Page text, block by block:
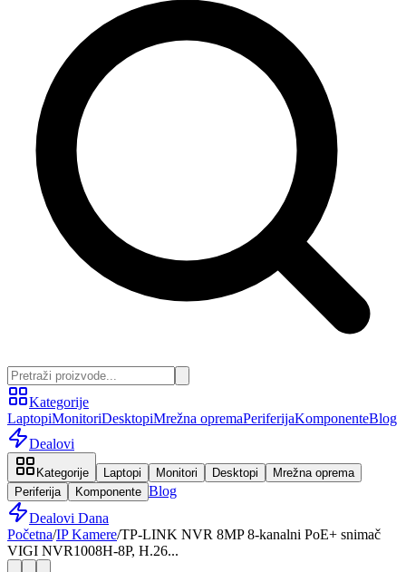
Kategorije
LaptopiMonitoriDesktopiMrežna opremaPeriferijaKomponenteBlog
Dealovi
Kategorije Laptopi Monitori Desktopi
Mrežna oprema
Periferija
Komponente Blog
Dealovi Dana
Početna/IP Kamere/TP-LINK NVR 8MP 8-kanalni PoE+ snimač
VIGI NVR1008H-8P, H.26...